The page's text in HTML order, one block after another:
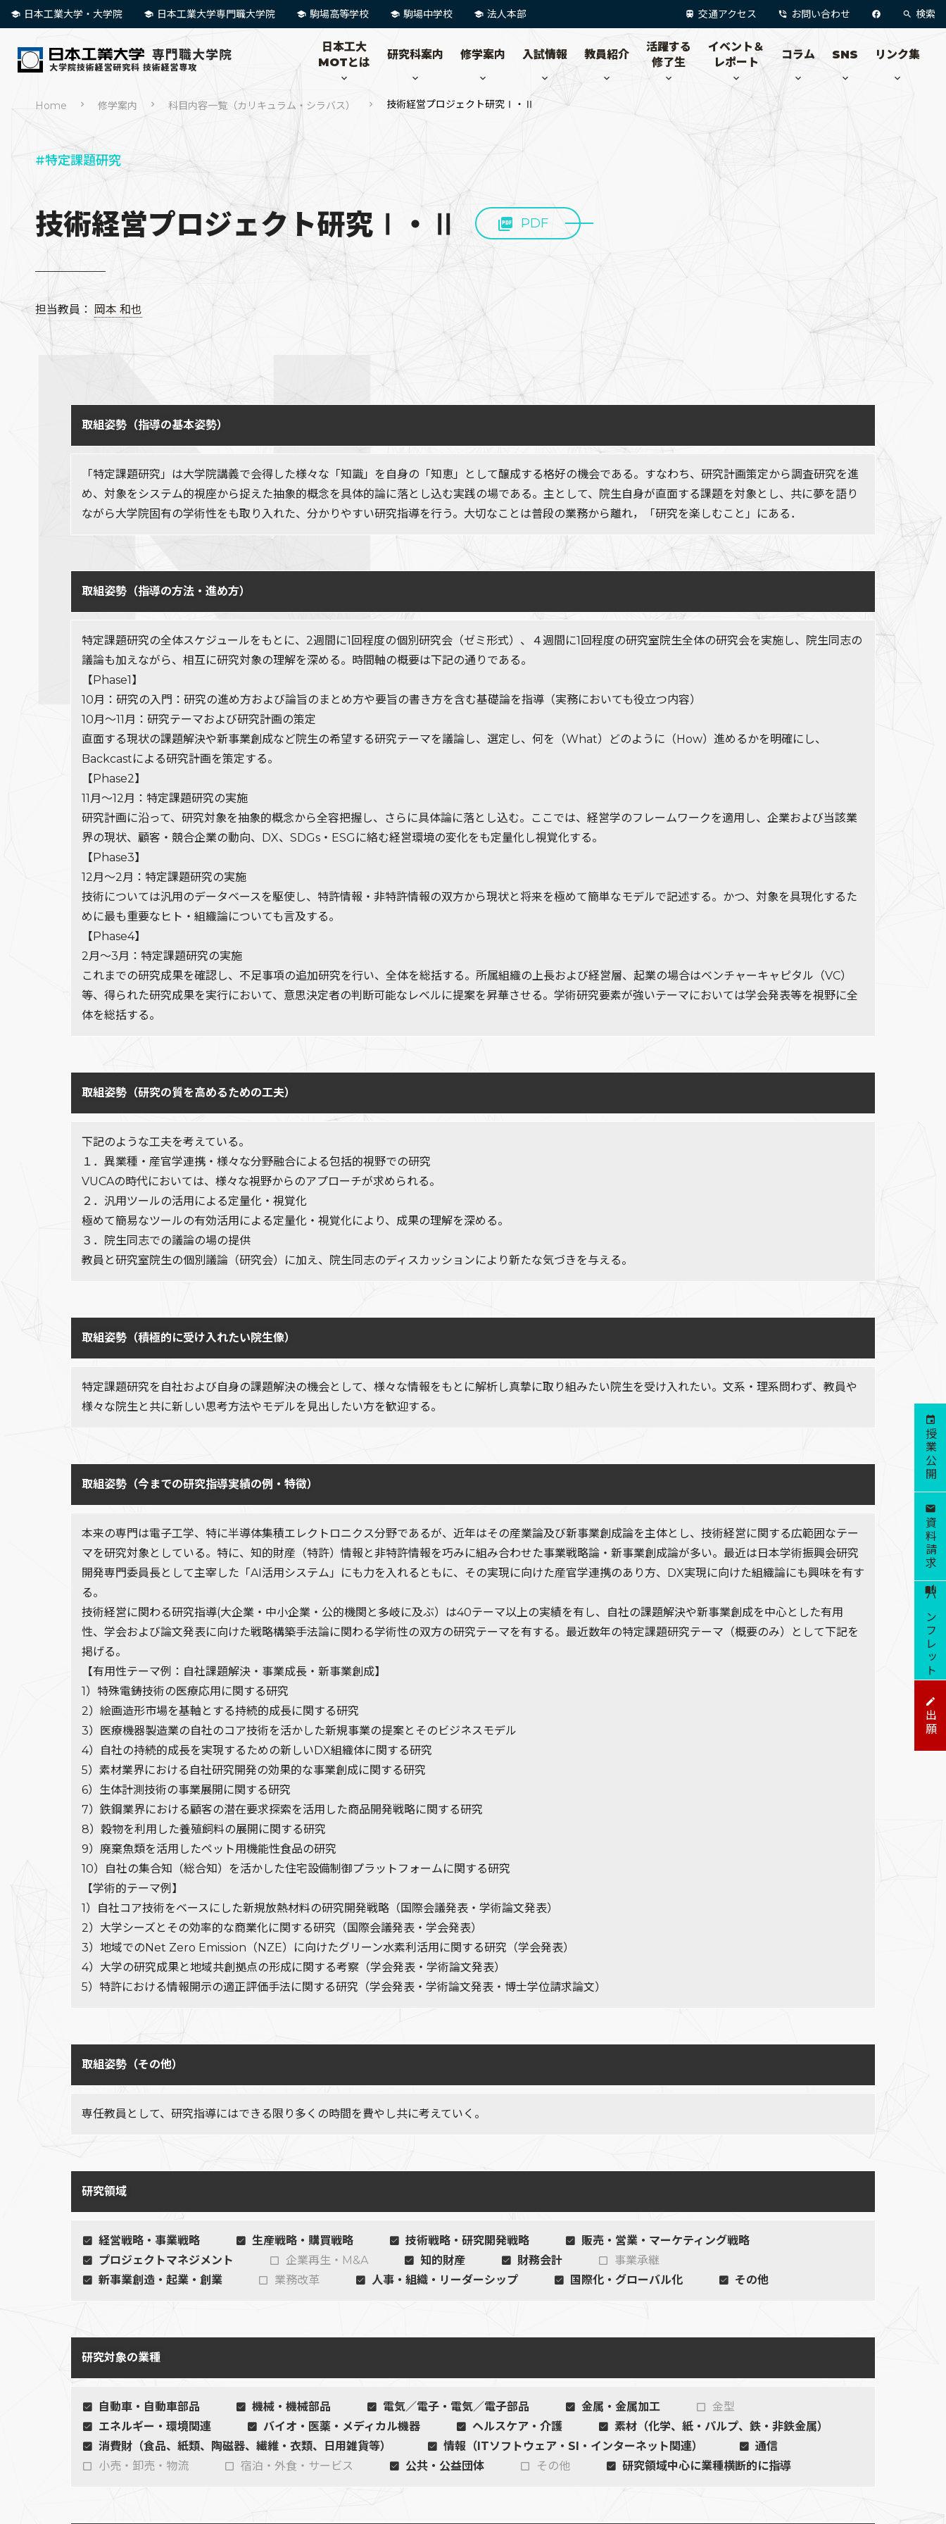
日本工業大学・大学院 日本工業大学専門職大学院 駒場高等学校 駒場中学校 法人本部 交通アクセス お問い合わせ 検索
日本工大
MOTとは
研究科案内 修学案内 入試情報 教員紹介
活躍する
修了生
イベント＆
レポート
コラム SNS リンク集
Home 修学案内 科目内容一覧（カリキュラム・シラバス） 技術経営プロジェクト研究Ⅰ・Ⅱ
#特定課題研究
技術経営プロジェクト研究Ⅰ・Ⅱ PDF
担当教員： 岡本 和也
取組姿勢（指導の基本姿勢）
「特定課題研究」は大学院講義で会得した様々な「知識」を自身の「知恵」として醸成する格好の機会である。すなわち、研究計画策定から調査研究を進
め、対象をシステム的視座から捉えた抽象的概念を具体的論に落とし込む実践の場である。主として、院生自身が直面する課題を対象とし、共に夢を語り
ながら大学院固有の学術性をも取り入れた、分かりやすい研究指導を行う。大切なことは普段の業務から離れ，「研究を楽しむこと」にある．
取組姿勢（指導の方法・進め方）
特定課題研究の全体スケジュールをもとに、2週間に1回程度の個別研究会（ゼミ形式）、４週間に1回程度の研究室院生全体の研究会を実施し、院生同志の
議論も加えながら、相互に研究対象の理解を深める。時間軸の概要は下記の通りである。
【Phase1】
10月：研究の入門：研究の進め方および論旨のまとめ方や要旨の書き方を含む基礎論を指導（実務においても役立つ内容）
10月～11月：研究テーマおよび研究計画の策定
直面する現状の課題解決や新事業創成など院生の希望する研究テーマを議論し、選定し、何を（What）どのように（How）進めるかを明確にし、
Backcastによる研究計画を策定する。
【Phase2】
11月～12月：特定課題研究の実施
研究計画に沿って、研究対象を抽象的概念から全容把握し、さらに具体論に落とし込む。ここでは、経営学のフレームワークを適用し、企業および当該業
界の現状、顧客・競合企業の動向、DX、SDGs・ESGに絡む経営環境の変化をも定量化し視覚化する。
【Phase3】
12月～2月：特定課題研究の実施
技術については汎用のデータベースを駆使し、特許情報・非特許情報の双方から現状と将来を極めて簡単なモデルで記述する。かつ、対象を具現化するた
めに最も重要なヒト・組織論についても言及する。
【Phase4】
2月～3月：特定課題研究の実施
これまでの研究成果を確認し、不足事項の追加研究を行い、全体を総括する。所属組織の上長および経営層、起業の場合はベンチャーキャピタル（VC）
等、得られた研究成果を実行において、意思決定者の判断可能なレベルに提案を昇華させる。学術研究要素が強いテーマにおいては学会発表等を視野に全
体を総括する。
取組姿勢（研究の質を高めるための工夫）
下記のような工夫を考えている。
１．異業種・産官学連携・様々な分野融合による包括的視野での研究
VUCAの時代においては、様々な視野からのアプローチが求められる。
２．汎用ツールの活用による定量化・視覚化
極めて簡易なツールの有効活用による定量化・視覚化により、成果の理解を深める。
３．院生同志での議論の場の提供
教員と研究室院生の個別議論（研究会）に加え、院生同志のディスカッションにより新たな気づきを与える。
取組姿勢（積極的に受け入れたい院生像）
特定課題研究を自社および自身の課題解決の機会として、様々な情報をもとに解析し真摯に取り組みたい院生を受け入れたい。文系・理系問わず、教員や
様々な院生と共に新しい思考方法やモデルを見出したい方を歓迎する。
取組姿勢（今までの研究指導実績の例・特徴）
本来の専門は電子工学、特に半導体集積エレクトロニクス分野であるが、近年はその産業論及び新事業創成論を主体とし、技術経営に関する広範囲なテー
マを研究対象としている。特に、知的財産（特許）情報と非特許情報を巧みに組み合わせた事業戦略論・新事業創成論が多い。最近は日本学術振興会研究
開発専門委員長として主宰した「AI活用システム」にも力を入れるともに、その実現に向けた産官学連携のあり方、DX実現に向けた組織論にも興味を有す
る。
技術経営に関わる研究指導(大企業・中小企業・公的機関と多岐に及ぶ）は40テーマ以上の実績を有し、自社の課題解決や新事業創成を中心とした有用
性、学会および論文発表に向けた戦略構築手法論に関わる学術性の双方の研究テーマを有する。最近数年の特定課題研究テーマ（概要のみ）として下記を
掲げる。
【有用性テーマ例：自社課題解決・事業成長・新事業創成】
1）特殊電鋳技術の医療応用に関する研究
2）絵画造形市場を基軸とする持続的成長に関する研究
3）医療機器製造業の自社のコア技術を活かした新規事業の提案とそのビジネスモデル
4）自社の持続的成長を実現するための新しいDX組織体に関する研究
5）素材業界における自社研究開発の効果的な事業創成に関する研究
6）生体計測技術の事業展開に関する研究
7）鉄鋼業界における顧客の潜在要求探索を活用した商品開発戦略に関する研究
8）穀物を利用した養殖飼料の展開に関する研究
9）廃棄魚類を活用したペット用機能性食品の研究
10）自社の集合知（総合知）を活かした住宅設備制御プラットフォームに関する研究
【学術的テーマ例】
1）自社コア技術をベースにした新規放熱材料の研究開発戦略（国際会議発表・学術論文発表）
2）大学シーズとその効率的な商業化に関する研究（国際会議発表・学会発表）
3）地域でのNet Zero Emission（NZE）に向けたグリーン水素利活用に関する研究（学会発表）
4）大学の研究成果と地域共創拠点の形成に関する考察（学会発表・学術論文発表）
5）特許における情報開示の適正評価手法に関する研究（学会発表・学術論文発表・博士学位請求論文）
取組姿勢（その他）
専任教員として、研究指導にはできる限り多くの時間を費やし共に考えていく。
研究領域
経営戦略・事業戦略 生産戦略・購買戦略 技術戦略・研究開発戦略
販売・営業・マーケティング戦略
プロジェクトマネジメント
企業再生・M&A 知的財産 財務会計
事業承継
新事業創造・起業・創業
業務改革 人事・組織・リーダーシップ 国際化・グローバル化 その他
研究対象の業種
自動車・自動車部品 機械・機械部品 電気／電子・電気／電子部品 金属・金属加工
金型
エネルギー・環境関連
バイオ・医薬・メディカル機器 ヘルスケア・介護
素材（化学、紙・パルプ、鉄・非鉄金属）
消費財（食品、紙類、陶磁器、繊維・衣類、日用雑貨等）
情報（ITソフトウェア・SI・インターネット関連）
通信
小売・卸売・物流
宿泊・外食・サービス 公共・公益団体 その他 研究領域中心に業種横断的に指導
授業公開
資料請求
パンフレット
出願